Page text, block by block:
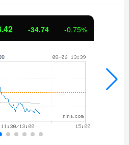
-34.74 -0.75%